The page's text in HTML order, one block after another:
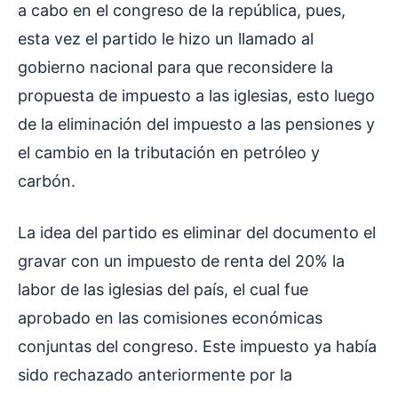
a cabo en el congreso de la república, pues,
esta vez el partido le hizo un llamado al
gobierno nacional para que reconsidere la
propuesta de impuesto a las iglesias, esto luego
de la eliminación del impuesto a las pensiones y
el cambio en la tributación en petróleo y
carbón.
La idea del partido es eliminar del documento el
gravar con un impuesto de renta del 20% la
labor de las iglesias del país, el cual fue
aprobado en las comisiones económicas
conjuntas del congreso. Este impuesto ya había
sido rechazado anteriormente por la